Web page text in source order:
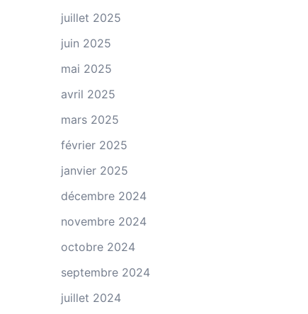
juillet 2025
juin 2025
mai 2025
avril 2025
mars 2025
février 2025
janvier 2025
décembre 2024
novembre 2024
octobre 2024
septembre 2024
juillet 2024